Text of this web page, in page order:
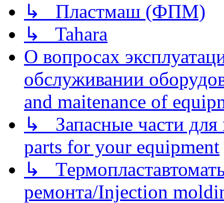
↳ Пластмаш (ФПМ)
↳ Tahara
О вопросах
обслуживании
and maitenance of
↳ Запасные части для
parts for your equipment
↳
ремонта/Injection